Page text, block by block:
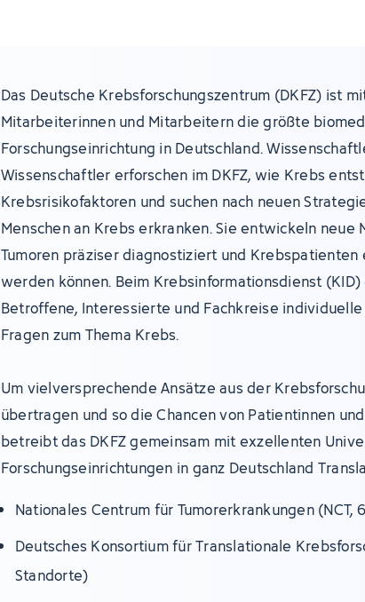
Das Deutsche Krebsforschungszentrum (DKFZ) ist
Mitarbeiterinnen und Mitarbeitern die größte
Forschungseinrichtung in Deutschland.
Wissenschaftler erforschen im DKFZ, wie Krebs
Krebsrisikofaktoren und suchen nach neuen
Menschen an Krebs erkranken. Sie entwickeln neue
Tumoren präziser diagnostiziert und
werden können. Beim Krebsinformationsdienst
Betroffene, Interessierte und Fachkreise
Fragen zum Thema Krebs.
Um vielversprechende Ansätze aus der
übertragen und so die Chancen von Patientinnen
betreibt das DKFZ gemeinsam mit exzellenten
Forschungseinrichtungen in ganz Deutschland
Nationales Centrum für Tumorerkrankungen (NCT,
Deutsches Konsortium für Translationale
Standorte)